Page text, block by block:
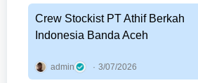
Crew Stockist PT Athif Berkah
Indonesia Banda Aceh
admin 3/07/2026